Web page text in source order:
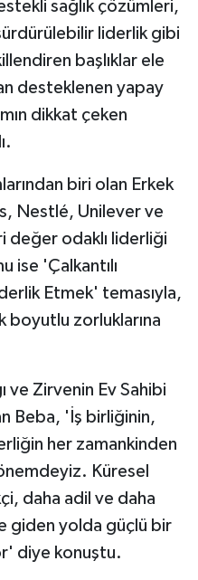
sağlık çözümleri,
liderlik gibi
başlıklar ele
desteklenen yapay
dikkat çeken
biri olan Erkek
Nestlé, Unilever ve
değer odaklı liderliği
ise 'Çalkantılı
Etmek' temasıyla,
boyutlu zorluklarına
ve Zirvenin Ev Sahibi
Beba, 'İş birliğinin,
her zamankinden
Küresel
daha adil ve daha
giden yolda güçlü bir
diye konuştu.